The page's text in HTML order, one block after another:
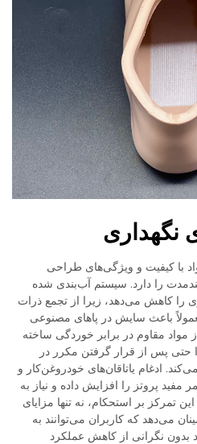
نگهداری
با کیفیت و ویژگی‌های طراحی
را دارد. سیستم آب‌بندی شده
را کاهش می‌دهد، زیرا از تجمع ذرات
باعث سایش در پاهای مصنوعی
مقاوم در برابر خوردگی ساخته
حتی پس از قرار گرفتن مکرر در
ادغام یاتاقان‌های خودروغن‌کار و
پروتز را افزایش داده و نیاز به
تمرکز بر استحکام، نه تنها مزایای
می‌دهد که کاربران می‌توانند به
نگرانی از کاهش عملکرد